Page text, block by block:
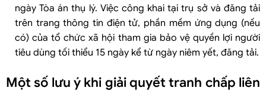
ngày Tòa án thụ lý. Việc công khai tại trụ sở và đăng tải
trên trang thông tin điện tử, phần mềm ứng dụng (nếu
có) của tổ chức xã hội tham gia bảo vệ quyền lợi người
tiêu dùng tối thiểu 15 ngày kể từ ngày niêm yết, đăng tải.
Một số lưu ý khi giải quyết tranh chấp liên